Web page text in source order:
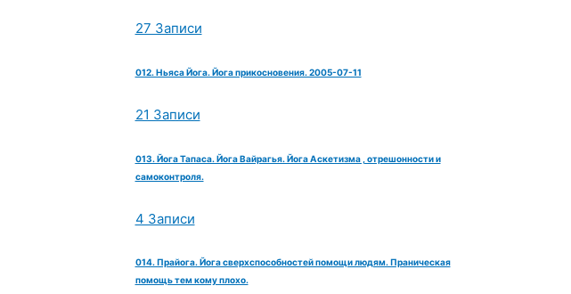
27 Записи
012. Ньяса Йога. Йога прикосновения. 2005-07-11
21 Записи
013. Йога Тапаса. Йога Вайрагья. Йога Аскетизма , отрешонности и
самоконтроля.
4 Записи
014. Прайога. Йога сверхспособностей помощи людям. Праническая
помощь тем кому плохо.